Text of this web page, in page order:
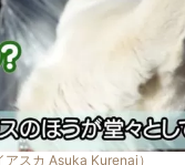
スカ Asuka Kurenai）